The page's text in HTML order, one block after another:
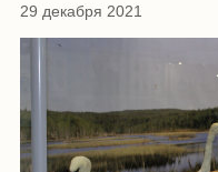
29 декабря 2021